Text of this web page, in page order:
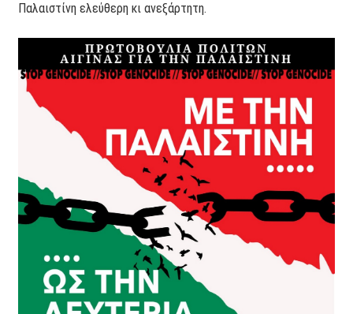
Παλαιστίνη ελεύθερη κι ανεξάρτητη.